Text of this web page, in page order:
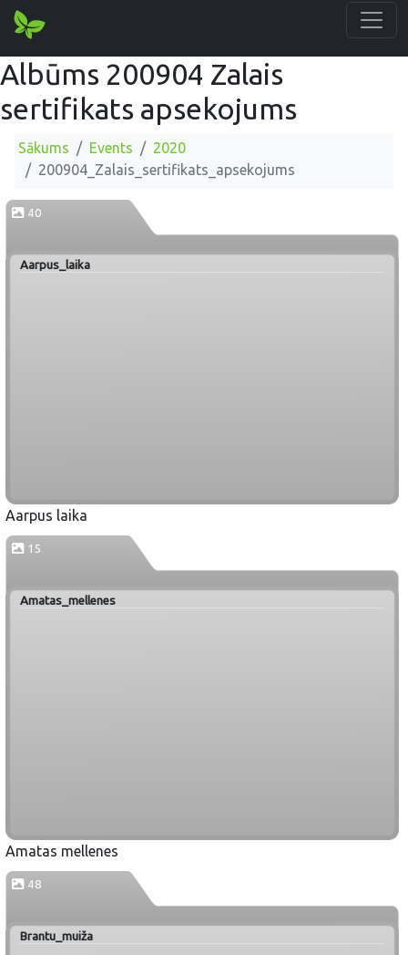
Albūms 200904 Zalais
sertifikats apsekojums
Sākums Events
2020
200904_Zalais_sertifikats_apsekojums
40
Aarpus_laika
Aarpus laika
15
Amatas_mellenes
Amatas mellenes
48
Brantu_muiža